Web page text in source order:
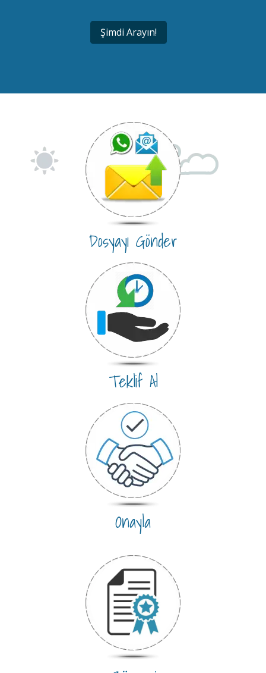
Şimdi Arayın!
Dosyayı Gönder
Teklif Al
Onayla